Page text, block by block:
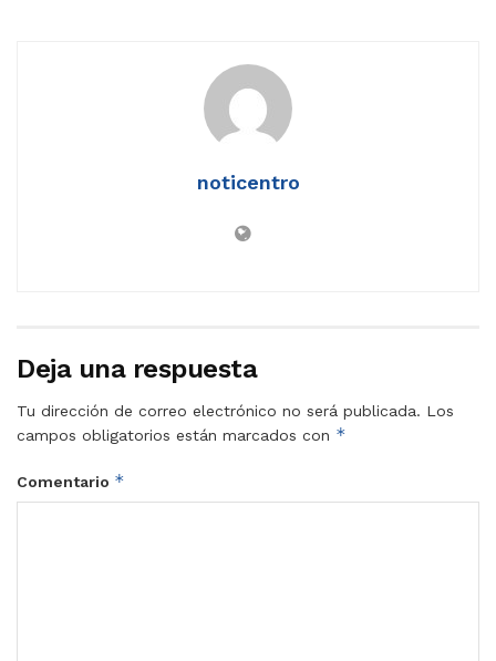
noticentro
Deja una respuesta
Tu dirección de correo electrónico no será publicada. Los
campos obligatorios están marcados con *
Comentario *